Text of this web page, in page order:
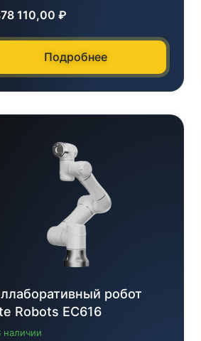
110,00 ₽
Подробнее
робот
Robots EC616
наличии